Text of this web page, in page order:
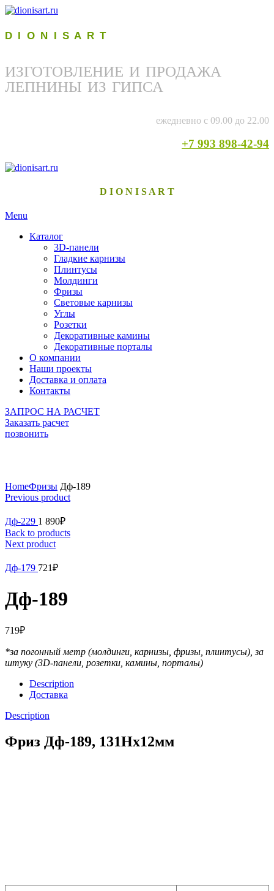
D I O N I S A R T
ИЗГОТОВЛЕНИЕ И ПРОДАЖА
ЛЕПНИНЫ ИЗ ГИПСА
ежедневно с 09.00 до 22.00
+7 993 898-42-94
D I O N I S A R T
Menu
Каталог
3D-панели
Гладкие карнизы
Плинтусы
Молдинги
Фризы
Световые карнизы
Углы
Розетки
Декоративные камины
Декоративные порталы
О компании
Наши проекты
Доставка и оплата
Контакты
ЗАПРОС НА РАСЧЕТ
Заказать расчет
позвонить
HomeФризы Дф-189
Previous product
Дф-229 1 890₽
Back to products
Next product
Дф-179 721₽
Дф-189
719₽
*за погонный метр (молдинги, карнизы, фризы, плинтусы), за
штуку (3D-панели, розетки, камины, порталы)
Description
Доставка
Description
Фриз Дф-189, 131Нх12мм